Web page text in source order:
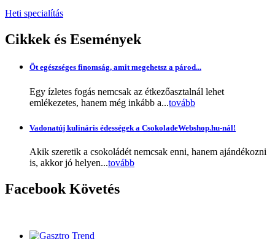
Heti specialítás
Cikkek és Események
Öt egészséges finomság, amit megehetsz a párod...
Egy ízletes fogás nemcsak az étkezőasztalnál lehet
emlékezetes, hanem még inkább a...tovább
Vadonatúj kulináris édességek a CsokoladeWebshop.hu-nál!
Akik szeretik a csokoládét nemcsak enni, hanem ajándékozni
is, akkor jó helyen...tovább
Facebook Követés